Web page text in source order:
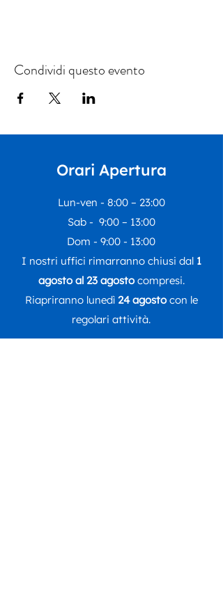
Condividi questo evento
Orari Apertura
Lun-ven - 8:00 – 23:00
Sab - 9:00 – 13:00
Dom - 9:00 - 13:00
I nostri uffici rimarranno chiusi dal 1
agosto al 23 agostocompresi.
Riapriranno lunedì 24 agostocon le
regolari attività.